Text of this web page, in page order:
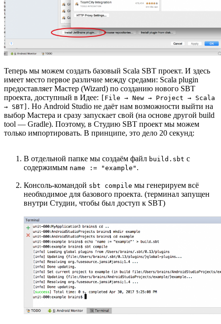
Теперь мы можем создать базовый Scala SBT проект. И здесь
имеет место первое различие между средами: Scala plugin
предоставляет Мастер (Wizard) по созданию нового SBT
проекта, доступный в Идее:
[File → New → Project → Scala
→ SBT] . Но Android Studio не даёт нам возможности выйти на
выбор Мастера и сразу запускает свой (на основе другой build
tool — Gradle). Поэтому, в Студию SBT проект мы можем
только импортировать. В принципе, это дело 20 секунд:
В отдельной папке мы создаём файл build.sbt с
содержимым name := "example" .
Консоль-командой sbt compile мы генерируем всё
необходимое для базового проекта. (терминал запущен
внутри Студии, чтобы был доступ к SBT)